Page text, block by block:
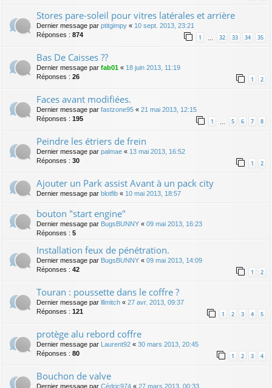
Stores pare-soleil pour vitres latérales et arrière
Dernier message par ptitgimpy « 10 sept. 2013, 23:21
Réponses : 874 1 32 33 34 35
Bas De Caisses ??
Dernier message par fab01 « 18 juin 2013, 11:19
Réponses : 26 1 2
Faces avant modifiées.
Dernier message par fastzone95 « 21 mai 2013, 12:15
Réponses : 195 1 5 6 7 8
Peindre les étriers de frein
Dernier message par palmae « 13 mai 2013, 16:52
Réponses : 30 1 2
Ajouter un Park assist Avant à un pack city
Dernier message par blotfib « 10 mai 2013, 18:57
bouton "start engine"
Dernier message par BugsBUNNY « 09 mai 2013, 16:23
Réponses : 5
Installation feux de pénétration.
Dernier message par BugsBUNNY « 09 mai 2013, 14:09
Réponses : 42 1 2
Touran : poussette dans le coffre ?
Dernier message par lllmitch « 27 avr. 2013, 09:37
Réponses : 121 1 2 3 4 5
protège alu rebord coffre
Dernier message par Laurent92 « 30 mars 2013, 20:45
Réponses : 80 1 2 3 4
Bouchon de valve
Dernier message par Cédric974 « 27 mars 2013, 00:33